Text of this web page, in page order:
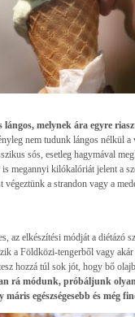
melynek ára egyre
nem tudunk lángos nélkül
sós, esetleg hagymával
megannyi kilókalóriát jelent a
a strandon vagy a
az elkészítési módját a diétázó
a Földközi-tengerből vagy
hozzá túl sok jót, hogy bő
rá módunk, próbáljunk
egészségesebb és még